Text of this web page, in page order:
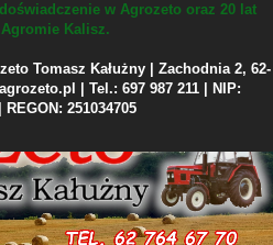
w Agrozeto oraz 20 lat
Kalisz.
Tomasz Kałużny | Zachodnia 2, 62-
| Tel.: 697 987 211 | NIP:
REGON: 251034705